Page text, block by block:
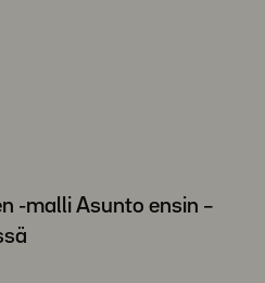
-malli Asunto ensin –